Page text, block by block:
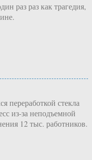
раз раз как трагедия,
переработкой стекла
из-за неподъемной
12 тыс. работников.